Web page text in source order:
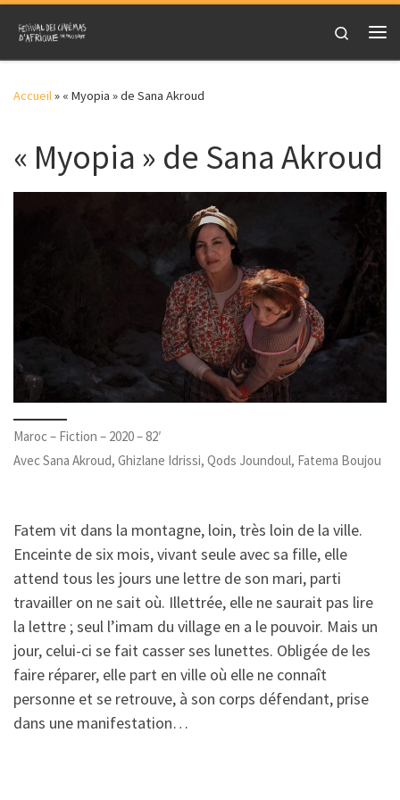
Skip to content
Search
Accueil» « Myopia » de Sana Akroud
« Myopia » de Sana Akroud
Maroc – Fiction – 2020 – 82′
Avec Sana Akroud, Ghizlane Idrissi, Qods Joundoul, Fatema Boujou
Fatem vit dans la montagne, loin, très loin de la ville.
Enceinte de six mois, vivant seule avec sa fille, elle
attend tous les jours une lettre de son mari, parti
travailler on ne sait où. Illettrée, elle ne saurait pas lire
la lettre ; seul l’imam du village en a le pouvoir. Mais un
jour, celui-ci se fait casser ses lunettes. Obligée de les
faire réparer, elle part en ville où elle ne connaît
personne et se retrouve, à son corps défendant, prise
dans une manifestation…